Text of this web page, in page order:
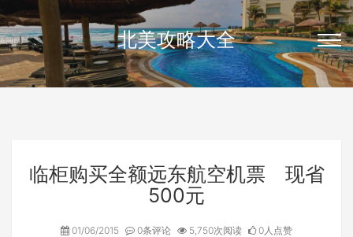
北美攻略大全
临柜购买全额远东航空机票 现省
500元
01/06/2015 0条评论 5,750次阅读 0人点赞